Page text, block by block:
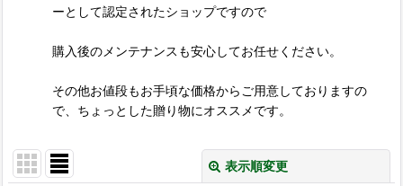
ーとして認定されたショップですので
購入後のメンテナンスも安心してお任せください。
その他お値段もお手頃な価格からご用意しておりますの
で、ちょっとした贈り物にオススメです。
表示順変更